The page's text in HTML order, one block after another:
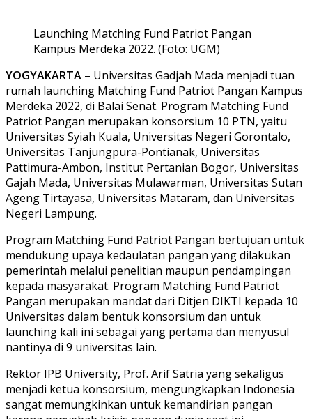
Launching Matching Fund Patriot Pangan
Kampus Merdeka 2022. (Foto: UGM)
YOGYAKARTA – Universitas Gadjah Mada menjadi tuan
rumah launching Matching Fund Patriot Pangan Kampus
Merdeka 2022, di Balai Senat. Program Matching Fund
Patriot Pangan merupakan konsorsium 10 PTN, yaitu
Universitas Syiah Kuala, Universitas Negeri Gorontalo,
Universitas Tanjungpura-Pontianak, Universitas
Pattimura-Ambon, Institut Pertanian Bogor, Universitas
Gajah Mada, Universitas Mulawarman, Universitas Sutan
Ageng Tirtayasa, Universitas Mataram, dan Universitas
Negeri Lampung.
Program Matching Fund Patriot Pangan bertujuan untuk
mendukung upaya kedaulatan pangan yang dilakukan
pemerintah melalui penelitian maupun pendampingan
kepada masyarakat. Program Matching Fund Patriot
Pangan merupakan mandat dari Ditjen DIKTI kepada 10
Universitas dalam bentuk konsorsium dan untuk
launching kali ini sebagai yang pertama dan menyusul
nantinya di 9 universitas lain.
Rektor IPB University, Prof. Arif Satria yang sekaligus
menjadi ketua konsorsium, mengungkapkan Indonesia
sangat memungkinkan untuk kemandirian pangan